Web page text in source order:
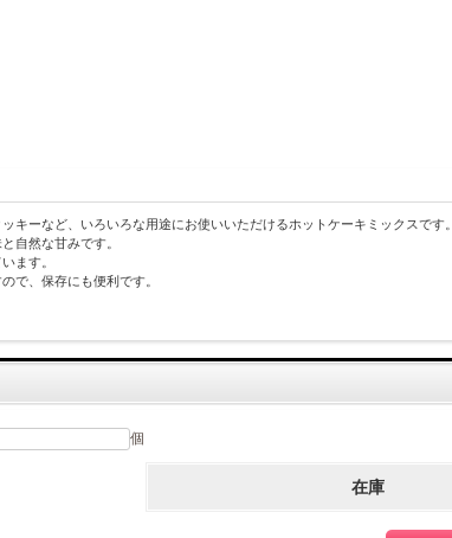
キーなど、いろいろな用途にお使いいただけるホットケーキミックスです。
自然な甘みです。
ます。
で、保存にも便利です。
個
在庫